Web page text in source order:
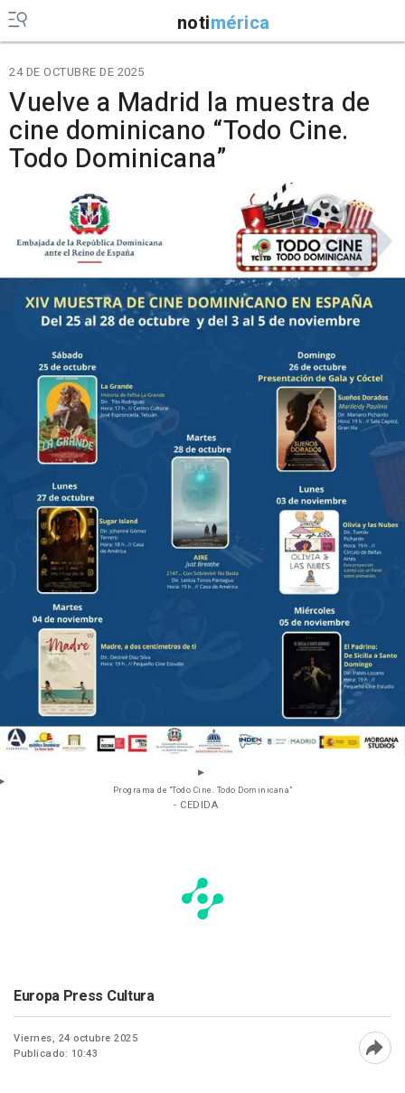
notimérica
24 DE OCTUBRE DE 2025
Vuelve a Madrid la muestra de
cine dominicano “Todo Cine.
Todo Dominicana”
Programa de “Todo Cine. Todo Dominicana”
- CEDIDA
Europa Press Cultura
Viernes, 24 octubre 2025
Publicado: 10:43